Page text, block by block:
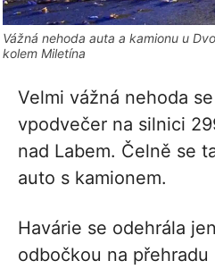
Vážná nehoda auta a kamionu u
kolem Miletína
Velmi vážná nehoda
vpodvečer na silnici
nad Labem. Čelně se
auto s kamionem.
Havárie se odehrála
odbočkou na přehradu